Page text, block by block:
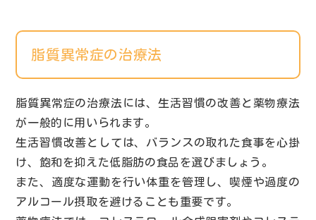
脂質異常症の治療法
脂質異常症の治療法には、生活習慣の改善と薬物療法
が一般的に用いられます。
生活習慣改善としては、バランスの取れた食事を心掛
け、飽和を抑えた低脂肪の食品を選びましょう。
また、適度な運動を行い体重を管理し、喫煙や過度の
アルコール摂取を避けることも重要です。